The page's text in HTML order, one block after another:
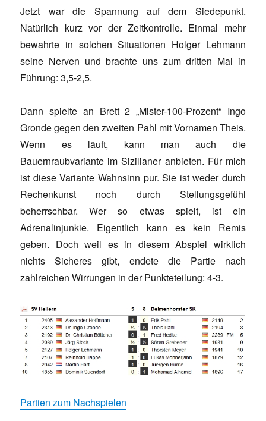
Jetzt war die Spannung auf dem Siedepunkt.
Natürlich kurz vor der Zeitkontrolle. Einmal mehr
bewahrte in solchen Situationen Holger Lehmann
seine Nerven und brachte uns zum dritten Mal in
Führung: 3,5-2,5.
Dann spielte an Brett 2 „Mister-100-Prozent“ Ingo
Gronde gegen den zweiten Pahl mit Vornamen Theis.
Wenn es läuft, kann man auch die
Bauernraubvariante im Sizilianer anbieten. Für mich
ist diese Variante Wahnsinn pur. Sie ist weder durch
Rechenkunst noch durch Stellungsgefühl
beherrschbar. Wer so etwas spielt, ist ein
Adrenalinjunkie. Eigentlich kann es kein Remis
geben. Doch weil es in diesem Abspiel wirklich
nichts Sicheres gibt, endete die Partie nach
zahlreichen Wirrungen in der Punkteteilung: 4-3.
Partien zum Nachspielen